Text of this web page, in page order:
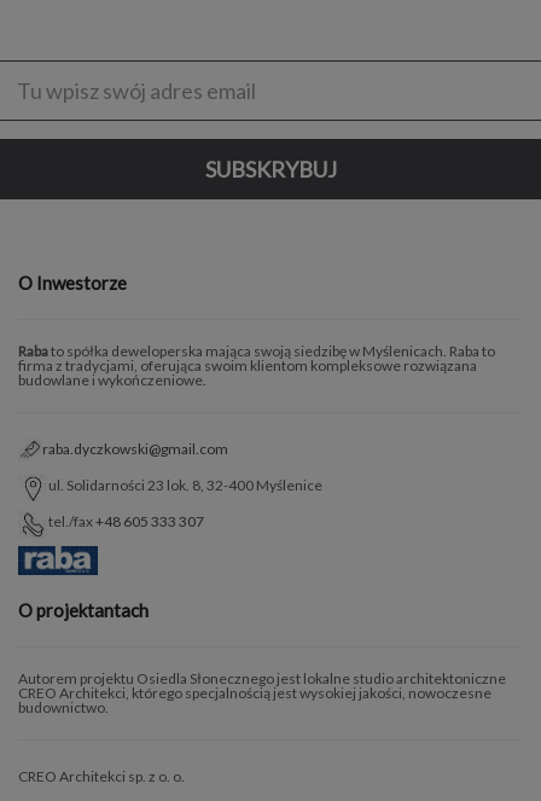
SUBSKRYBUJ
O Inwestorze
Rabato spółka deweloperska mająca swoją siedzibę w Myślenicach. Raba to
firma z tradycjami, oferująca swoim klientom kompleksowe rozwiązana
budowlane i wykończeniowe.
raba.dyczkowski@gmail.com
ul. Solidarności 23 lok. 8, 32-400 Myślenice
tel./fax+48 605 333 307
O projektantach
Autorem projektu Osiedla Słonecznego jest lokalne studio architektoniczne
CREO Architekci, którego specjalnością jest wysokiej jakości, nowoczesne
budownictwo.
CREO Architekci sp. z o. o.